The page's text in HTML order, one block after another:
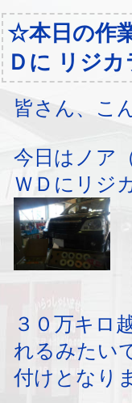
☆本日の作
Ｄに リジカ
皆さん、こ
今日はノア
ＷＤにリジ
３０万キロ
れるみたい
付けとなり